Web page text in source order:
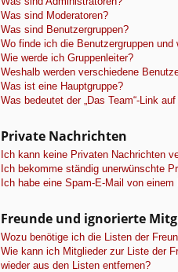
Was sind Moderatoren?
Was sind Benutzergruppen?
Wo finde ich die Benutzergruppen
Wie werde ich Gruppenleiter?
Weshalb werden verschiedene
Was ist eine Hauptgruppe?
Was bedeutet der „Das Team“-Link
Private Nachrichten
Ich kann keine Privaten Nachrichten
Ich bekomme ständig unerwünschte
Ich habe eine Spam-E-Mail von
Freunde und ignorierte
Wozu benötige ich die Listen der
Wie kann ich Mitglieder zur Liste der
wieder aus den Listen entfernen?